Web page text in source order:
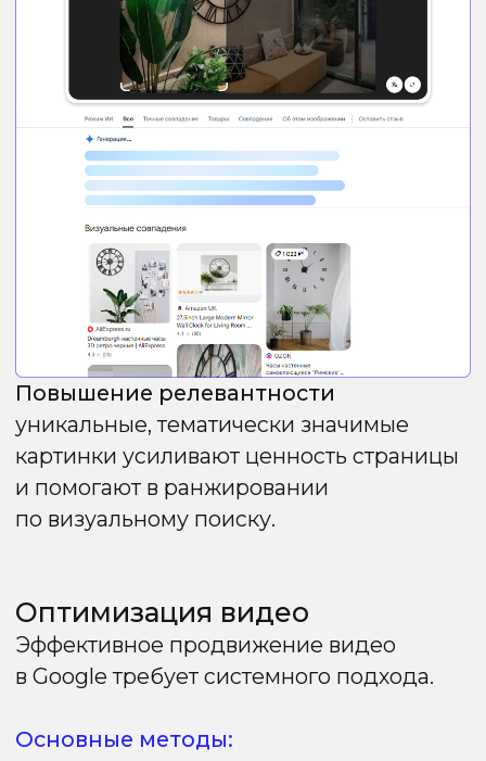
Следуя этим рекомендациям, можно
значительно повысить вероятность того,
что ваш сайт будет выдавать
релевантные ответы на голосовые
запросы пользователей.
Избранный фрагмент
Избранный фрагмент (featured snippet)
выше первой позиции, и привлекает
значительное количество кликов. Чтобы
повысить шансы попасть в этот блок:
Анализ ключевых слов
Не каждый запрос сопровождается
избранным фрагментом. Обычно такие
сниппеты берутся с топовых сайтов. Если
ваш ресурс не входит в топ-10, попасть
в нулевую позицию почти невозможно.
Подготовка текста
и информативный фрагмент, полностью
Оптимальная длина — 40−60 слов или
абзац из 2−3 простых предложений.
Содержание должно быть ясным и легко
воспринимаемым для пользователя.